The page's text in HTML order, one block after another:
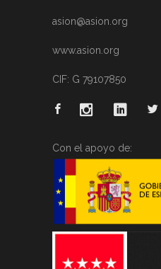
asion@asion.org
www.asion.org
CIF: G 79107850
Con el apoyo de: